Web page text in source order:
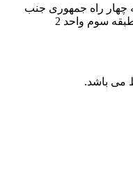
چهار راه جمهوری جنب
می باشد.